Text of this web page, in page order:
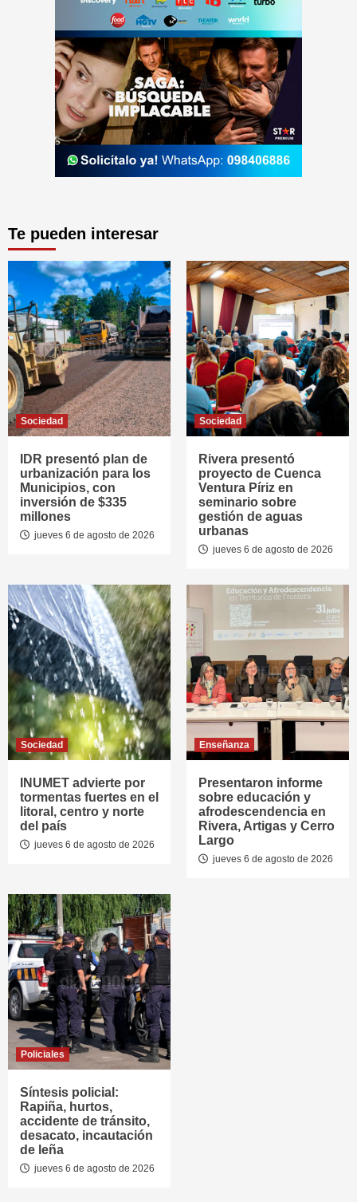
Te pueden interesar
Sociedad
IDR presentó plan de
urbanización para los
Municipios, con
inversión de $335
millones
jueves 6 de agosto de 2026
Sociedad
Rivera presentó
proyecto de Cuenca
Ventura Píriz en
seminario sobre
gestión de aguas
urbanas
jueves 6 de agosto de 2026
Sociedad
INUMET advierte por
tormentas fuertes en el
litoral, centro y norte
del país
jueves 6 de agosto de 2026
Enseñanza
Presentaron informe
sobre educación y
afrodescendencia en
Rivera, Artigas y Cerro
Largo
jueves 6 de agosto de 2026
Policiales
Síntesis policial:
Rapiña, hurtos,
accidente de tránsito,
desacato, incautación
de leña
jueves 6 de agosto de 2026